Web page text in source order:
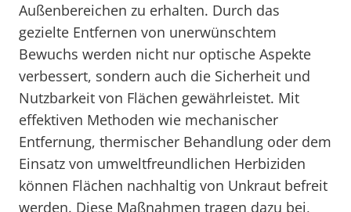
Außenbereichen zu erhalten. Durch das
gezielte Entfernen von unerwünschtem
Bewuchs werden nicht nur optische Aspekte
verbessert, sondern auch die Sicherheit und
Nutzbarkeit von Flächen gewährleistet. Mit
effektiven Methoden wie mechanischer
Entfernung, thermischer Behandlung oder dem
Einsatz von umweltfreundlichen Herbiziden
können Flächen nachhaltig von Unkraut befreit
werden. Diese Maßnahmen tragen dazu bei,